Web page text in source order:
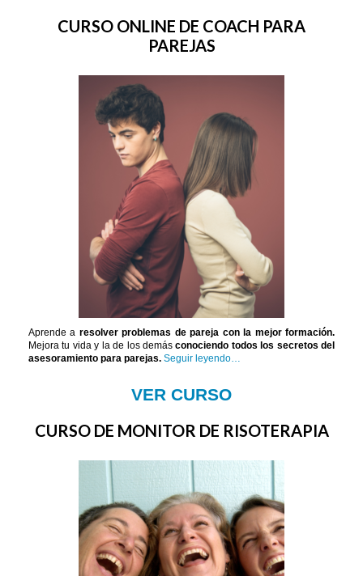
CURSO ONLINE DE COACH PARA
PAREJAS
Aprende a resolver problemas de pareja con la mejor formación.
Mejora tu vida y la de los demásconociendo todos los secretos del
asesoramiento para parejas. Seguir leyendo…
VER CURSO
CURSO DE MONITOR DE RISOTERAPIA